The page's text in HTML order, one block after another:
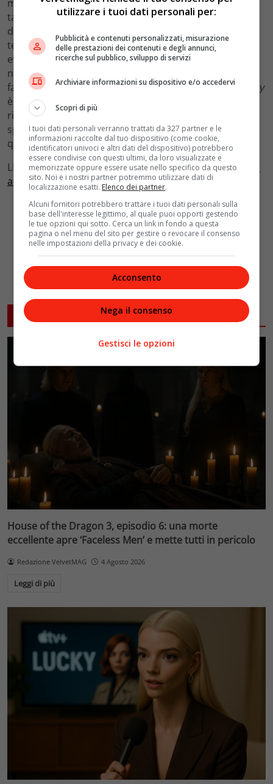
matriarca della famiglia. Nota per le sue battute
taglienti, in pieno stilebritish, non si tira mai dietro
dall’esprimere un’opinione su qualsiasi argomento. Al
termine del primo film, ambientato un anno dopo gli
eventi dell’ultima stagione, Lady Violet svelerà alla
nipote Mary di avere un
fatto le redini a lei. Nel corso degli anni,Downton Abbey
è divenuta un vero e proprio fenomeno di culto,
ricevendo innumerevoli riconoscimenti. Tra questi
spiccano diversiEmmy Awarde Golden Globe, uno dei
quali vinto dalla stessa Maggie Smith.
LEGGI ANCHE: Beautiful, Una vita e Brave and Beautiful:
anticipazioni delle fiction Mediaset dal 2 all’8 maggio
ARTICOLI CORRELATI
House of the Dragon 3, episodio 6: una morte
eccellente apre ‘Faceless Men’ e mette tutti in pericolo
Redazione VelvetMAG 4 Agosto 2026
Leggi di più
utilizzare i tuoi dati personali per:
Pubblicità e contenuti personalizzati, misurazione
delle prestazioni dei contenuti e degli annunci,
ricerche sul pubblico, sviluppo di servizi
Archiviare informazioni su dispositivo e/o accedervi
Scopri di più
I tuoi dati personali verranno trattati da 327 partner e le
informazioni raccolte dal tuo dispositivo (come cookie,
identificatori univoci e altri dati del dispositivo) potrebbero
essere condivise con questi ultimi, da loro visualizzate e
memorizzate oppure essere usate nello specifico da questo
sito. Noi e i nostri partner potremmo utilizzare dati di
localizzazione esatti. Elenco dei partner.
Alcuni fornitori potrebbero trattare i tuoi dati personali sulla
base dell'interesse legittimo, al quale puoi opporti gestendo
le tue opzioni qui sotto. Cerca un link in fondo a questa
pagina o nel menu del sito per gestire o revocare il consenso
nelle impostazioni della privacy e dei cookie.
Acconsento
Nega il consenso
Gestisci le opzioni